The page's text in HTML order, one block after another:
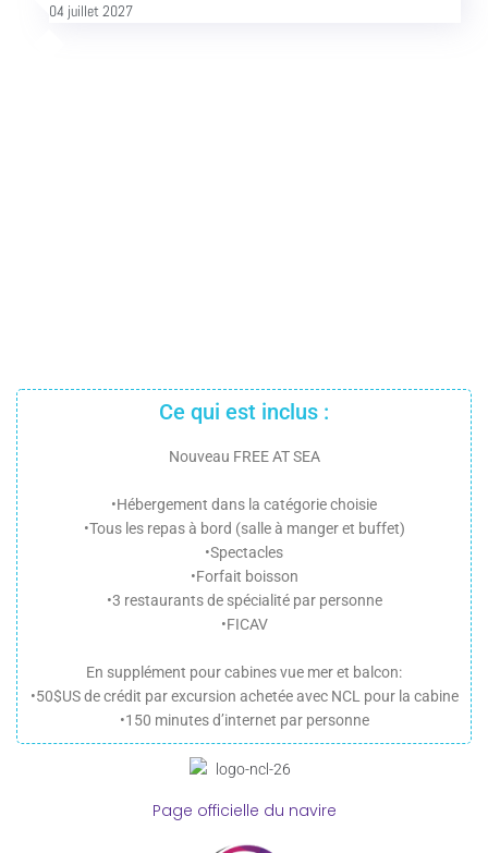
04 juillet 2027
Ce qui est inclus :
Nouveau FREE AT SEA
•Hébergement dans la catégorie choisie
•Tous les repas à bord (salle à manger et buffet)
•Spectacles
•Forfait boisson
•3 restaurants de spécialité par personne
•FICAV
En supplément pour cabines vue mer et balcon:
•50$US de crédit par excursion achetée avec NCL pour la cabine
•150 minutes d’internet par personne
Page officielle du navire